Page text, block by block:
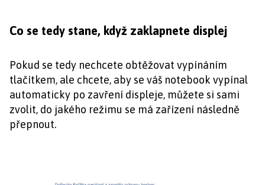
Co se tedy stane, když zaklapnete displej
Pokud se tedy nechcete obtěžovat vypínáním
tlačítkem, ale chcete, aby se váš notebook vypínal
automaticky po zavření displeje, můžete si sami
zvolit, do jakého režimu se má zařízení následně
přepnout.